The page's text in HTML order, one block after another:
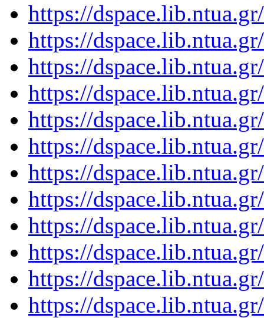
https://
https://
https://
https://
https://
https://
https://
https://
https://
https://
https://
https://